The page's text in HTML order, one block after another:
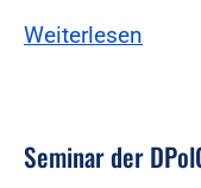
Weiterlesen
Seminar der